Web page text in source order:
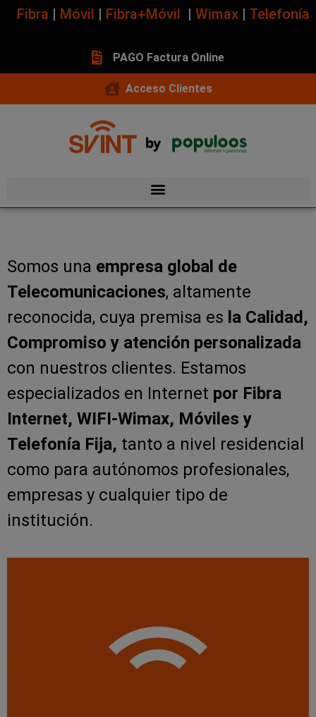
Fibra | Móvil | Fibra+Móvil | Wimax | Telefonía
PAGO Factura Online
Acceso Clientes
Somos una empresa global de
Telecomunicaciones, altamente
reconocida, cuya premisa es la Calidad,
Compromiso y atención personalizada
con nuestros clientes. Estamos
especializados en Internet por Fibra
Internet, WIFI-Wimax, Móviles y
Telefonía Fija, tanto a nivel residencial
como para autónomos profesionales,
empresas y cualquier tipo de
institución.